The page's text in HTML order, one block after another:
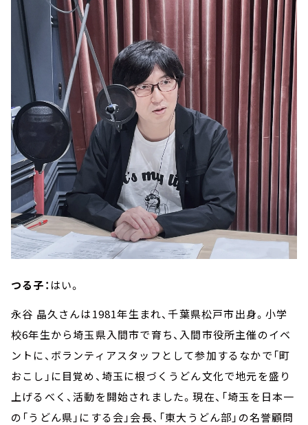
つる子： はい。
永谷 晶久さんは1981年生まれ、千葉県松戸市出身。小学
校6年生から埼玉県入間市で育ち、入間市役所主催のイベ
ントに、ボランティアスタッフとして参加するなかで「町
おこし」に目覚め、埼玉に根づくうどん文化で地元を盛り
上げるべく、活動を開始されました。現在、「埼玉を日本一
の「うどん県」にする会」会長、「東大うどん部」の名誉顧問